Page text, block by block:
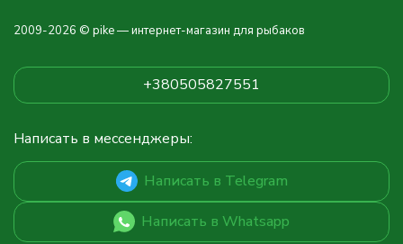
2009-2026 © pike — интернет-магазин для рыбаков
+380505827551
Написать в мессенджеры:
Написать в Telegram
Написать в Whatsapp